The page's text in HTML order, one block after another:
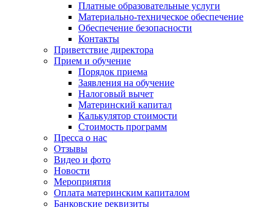
Платные образовательные услуги
Материально-техническое обеспечение
Обеспечение безопасности
Контакты
Приветствие директора
Прием и обучение
Порядок приема
Заявления на обучение
Налоговый вычет
Материнский капитал
Калькулятор стоимости
Стоимость программ
Пресса о нас
Отзывы
Видео и фото
Новости
Мероприятия
Оплата материнским капиталом
Банковские реквизиты